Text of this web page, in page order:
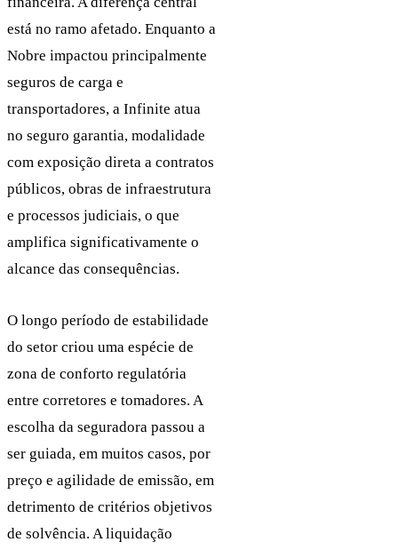
está no ramo afetado. Enquanto a
Nobre impactou principalmente
seguros de carga e
transportadores, a Infinite atua
no seguro garantia, modalidade
com exposição direta a contratos
públicos, obras de infraestrutura
e processos judiciais, o que
amplifica significativamente o
alcance das consequências.
O longo período de estabilidade
do setor criou uma espécie de
zona de conforto regulatória
entre corretores e tomadores. A
escolha da seguradora passou a
ser guiada, em muitos casos, por
preço e agilidade de emissão, em
detrimento de critérios objetivos
de solvência. A liquidação